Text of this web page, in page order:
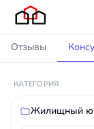
Отзывы
КАТЕГОРИЯ
Жилищный